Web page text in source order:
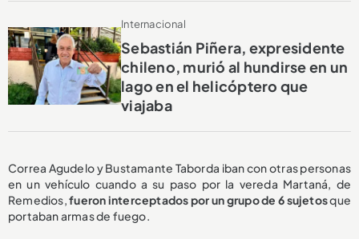
Internacional
Sebastián Piñera, expresidente
chileno, murió al hundirse en un
lago en el helicóptero que
viajaba
Correa Agudelo y Bustamante Taborda iban con otras personas
en un vehículo cuando a su paso por la vereda Martaná, de
Remedios,fueron interceptados por un grupo de 6 sujetosque
portaban armas de fuego.